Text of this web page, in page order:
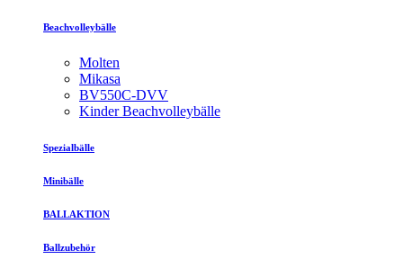
Beachvolleybälle
Molten
Mikasa
BV550C-DVV
Kinder Beachvolleybälle
Spezialbälle
Minibälle
BALLAKTION
Ballzubehör